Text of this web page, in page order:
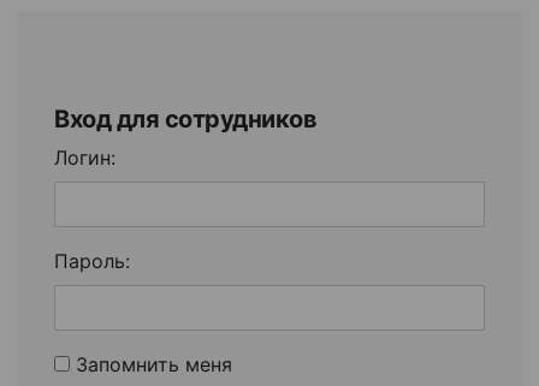
Вход для сотрудников
Логин:
Пароль:
Запомнить меня